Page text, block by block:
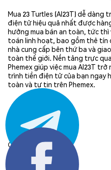
Mua 23 Turtles (AI23T) dễ dàng
điện tử hiệu quả nhất được
hưởng mua bán an toàn, tức
toán linh hoạt, bao gồm thẻ tín
nhà cung cấp bên thứ ba và
toàn thế giới. Nền tảng trực
Phemex giúp việc mua AI23T
trình tiền điện tử của bạn ngay
toàn và tự tin trên Phemex.
Chia sẻ: